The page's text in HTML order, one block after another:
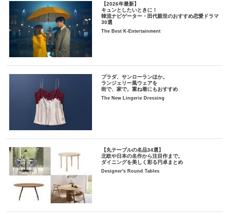
【2026年最新】
キュンとしたいときに！
韓流ナビゲーター・田代親世のおすすめ恋愛ドラマ
30選
The Best K-Entertainment
プラダ、サンローランほか。
ランジェリー風ウェアを
街で、家で。重ね着にもおすすめ
The New Lingerie Dressing
【丸テーブルの名品34選】
北欧や日本の名作から注目作まで。
ダイニングを美しく彩る円卓まとめ
Designer's Round Tables